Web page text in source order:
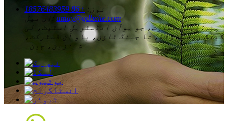
فون: +86 18576483959
amay@gdbeite.com
پتہ: پہلی عمارت، جو یوآن انڈسٹریل اسٹیٹ، لی
گینگ روڈ ساؤتھ، شا جینگ ٹاؤن، باو آن ڈسٹرکٹ،
شینزین، چین۔